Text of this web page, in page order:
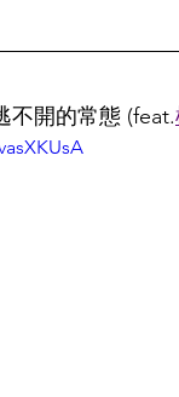
不開的常態 (feat.